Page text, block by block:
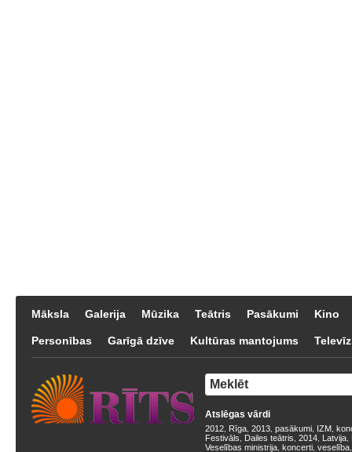
Māksla Galerija Mūzika Teātris Pasākumi Kino
Personības Garīgā dzīve Kultūras mantojums
Atslēgas vārdi
2012 Rīga 2013 pasākumi IZM
Festivāls
Dailes teātris 2014 Latvija
Veselības ministrija koncerti veselība